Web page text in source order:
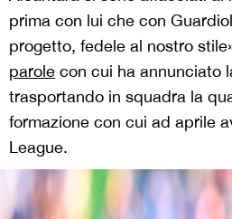
prima con lui che con
progetto, fedele al nostro
parole con cui ha annunciato
trasportando in squadra la
formazione con cui ad aprile
League.